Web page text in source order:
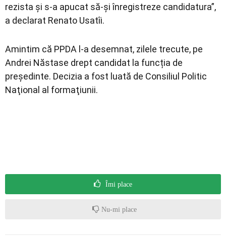
rezista şi s-a apucat să-şi înregistreze candidatura”,
a declarat Renato Usatîi.
Amintim că PPDA l-a desemnat, zilele trecute, pe
Andrei Năstase drept candidat la funcția de
președinte. Decizia a fost luată de Consiliul Politic
Naţional al formaţiunii.
Îmi place
Nu-mi place